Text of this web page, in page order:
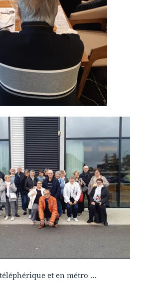
et en métro …